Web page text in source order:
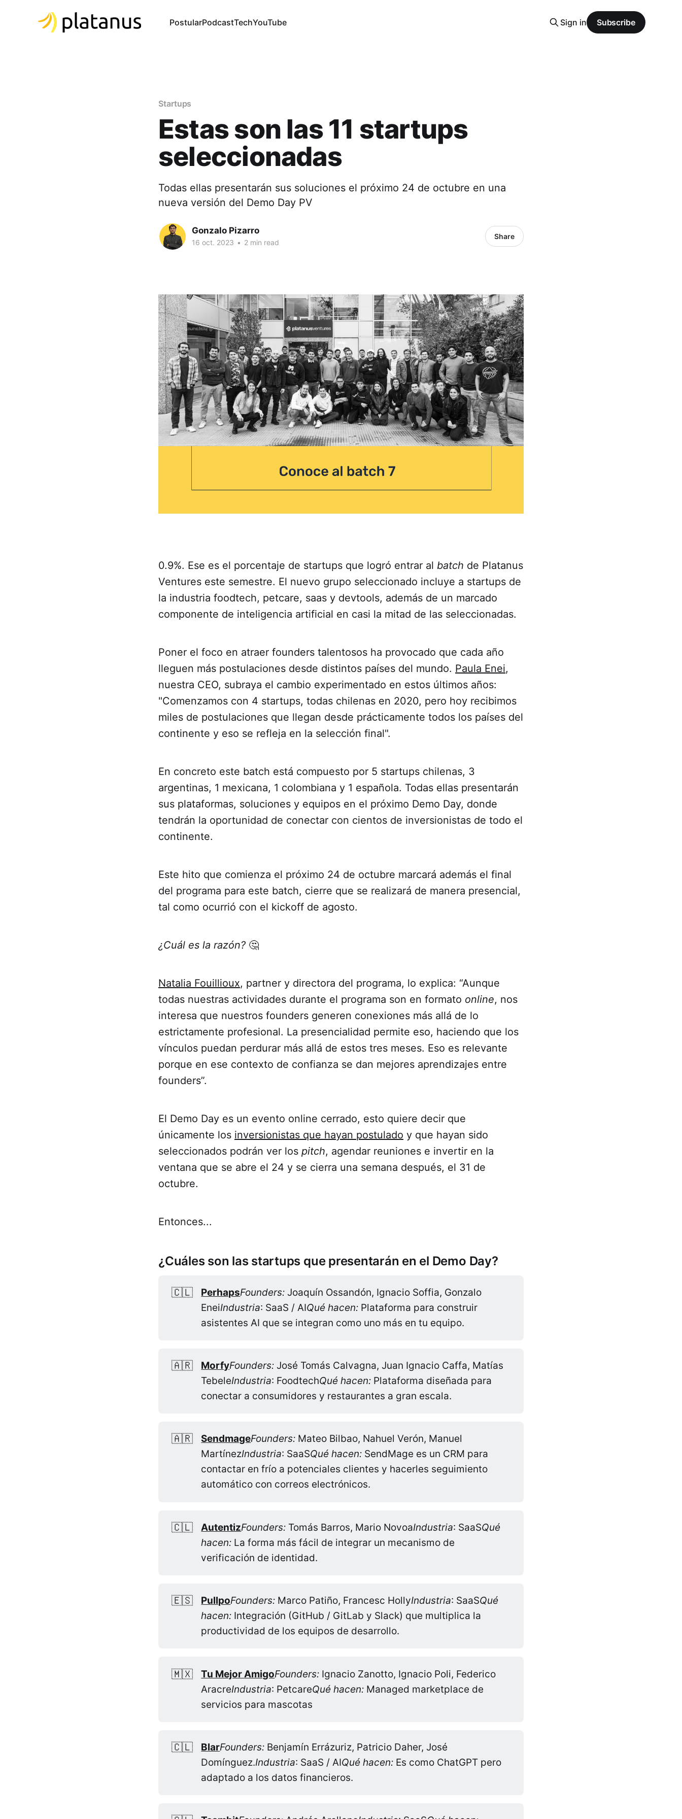
PostularPodcastTechYouTube Sign in Subscribe
Startups
Estas son las 11 startups
seleccionadas
Todas ellas presentarán sus soluciones el próximo 24 de octubre en una
nueva versión del Demo Day PV
Gonzalo Pizarro
16 oct. 2023 • 2 min read
Share
0.9%. Ese es el porcentaje de startups que logró entrar al batch de Platanus
Ventures este semestre. El nuevo grupo seleccionado incluye a startups de
la industria foodtech, petcare, saas y devtools, además de un marcado
componente de inteligencia artificial en casi la mitad de las seleccionadas.
Poner el foco en atraer founders talentosos ha provocado que cada año
lleguen más postulaciones desde distintos países del mundo. Paula Enei,
nuestra CEO, subraya el cambio experimentado en estos últimos años:
"Comenzamos con 4 startups, todas chilenas en 2020, pero hoy recibimos
miles de postulaciones que llegan desde prácticamente todos los países del
continente y eso se refleja en la selección final".
En concreto este batch está compuesto por 5 startups chilenas, 3
argentinas, 1 mexicana, 1 colombiana y 1 española. Todas ellas presentarán
sus plataformas, soluciones y equipos en el próximo Demo Day, donde
tendrán la oportunidad de conectar con cientos de inversionistas de todo el
continente.
Este hito que comienza el próximo 24 de octubre marcará además el final
del programa para este batch, cierre que se realizará de manera presencial,
tal como ocurrió con el kickoff de agosto.
¿Cuál es la razón? 🤔
Natalia Fouillioux, partner y directora del programa, lo explica: “Aunque
todas nuestras actividades durante el programa son en formato online, nos
interesa que nuestros founders generen conexiones más allá de lo
estrictamente profesional. La presencialidad permite eso, haciendo que los
vínculos puedan perdurar más allá de estos tres meses. Eso es relevante
porque en ese contexto de confianza se dan mejores aprendizajes entre
founders”.
El Demo Day es un evento online cerrado, esto quiere decir que
únicamente los inversionistas que hayan postulado y que hayan sido
seleccionados podrán ver los pitch, agendar reuniones e invertir en la
ventana que se abre el 24 y se cierra una semana después, el 31 de
octubre.
Entonces...
¿Cuáles son las startups que presentarán en el Demo Day?
🇨🇱 PerhapsFounders: Joaquín Ossandón, Ignacio Soffia, Gonzalo
EneiIndustria: SaaS / AIQué hacen: Plataforma para construir
asistentes AI que se integran como uno más en tu equipo.
🇦🇷 MorfyFounders: José Tomás Calvagna, Juan Ignacio Caffa, Matías
TebeleIndustria: FoodtechQué hacen: Plataforma diseñada para
conectar a consumidores y restaurantes a gran escala.
🇦🇷 SendmageFounders: Mateo Bilbao, Nahuel Verón, Manuel
MartínezIndustria: SaaSQué hacen: SendMage es un CRM para
contactar en frío a potenciales clientes y hacerles seguimiento
automático con correos electrónicos.
🇨🇱 AutentizFounders: Tomás Barros, Mario NovoaIndustria: SaaSQué
hacen: La forma más fácil de integrar un mecanismo de
verificación de identidad.
🇪🇸 PullpoFounders: Marco Patiño, Francesc HollyIndustria: SaaSQué
hacen: Integración (GitHub / GitLab y Slack) que multiplica la
productividad de los equipos de desarrollo.
🇲🇽 Tu Mejor AmigoFounders: Ignacio Zanotto, Ignacio Poli, Federico
AracreIndustria: PetcareQué hacen: Managed marketplace de
servicios para mascotas
🇨🇱 BlarFounders: Benjamín Errázuriz, Patricio Daher, José
Domínguez.Industria: SaaS / AIQué hacen: Es como ChatGPT pero
adaptado a los datos financieros.